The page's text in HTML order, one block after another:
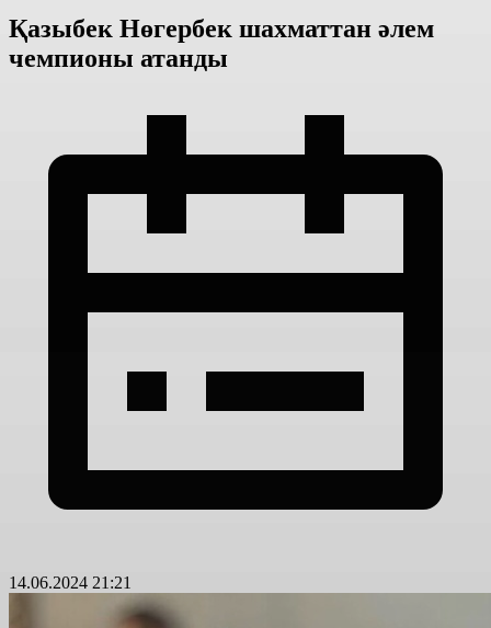
Қазыбек Нөгербек шахматтан әлем
чемпионы атанды
14.06.2024 21:21